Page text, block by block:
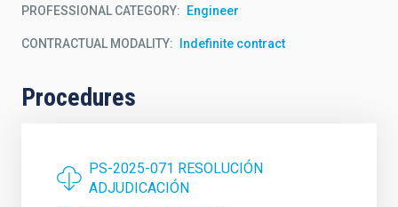
PROFESSIONAL CATEGORY Engineer
CONTRACTUAL MODALITY Indefinite contract
Procedures
PS-2025-071 RESOLUCIÓN
ADJUDICACIÓN